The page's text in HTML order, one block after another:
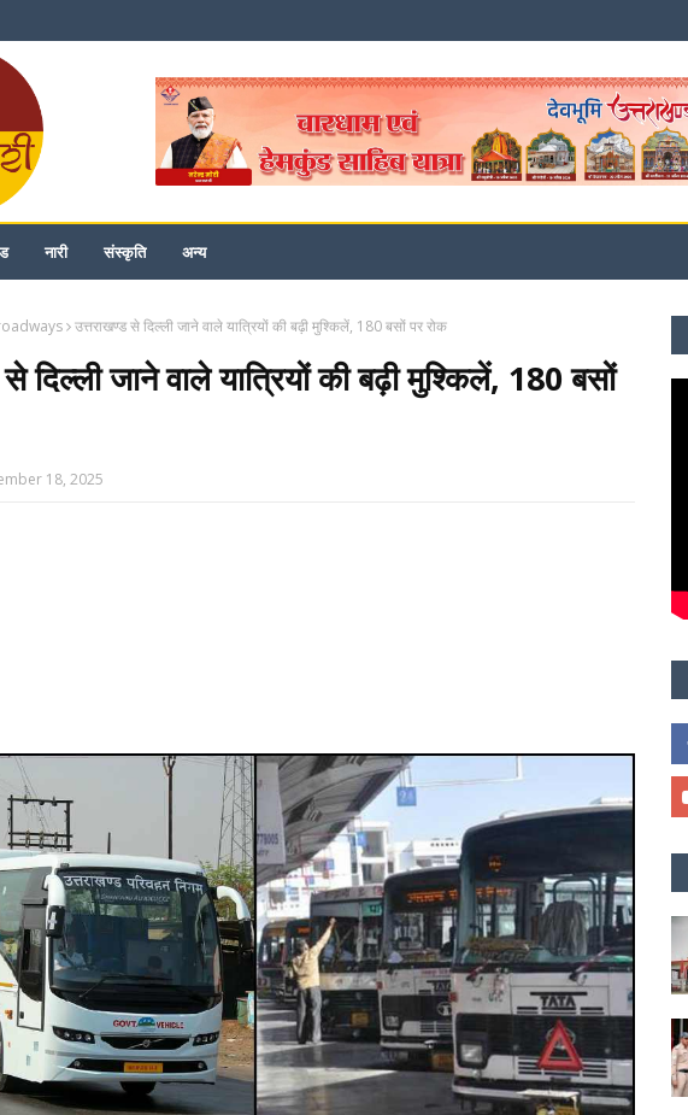
नारी संस्कृति अन्य
उत्तराखण्ड से दिल्‍ली जाने वाले यात्रियों की बढ़ी मुश्किलें, 180 बसों पर रोक
दिल्‍ली जाने वाले यात्रियों की बढ़ी मुश्किलें, 180 बसों
18, 2025